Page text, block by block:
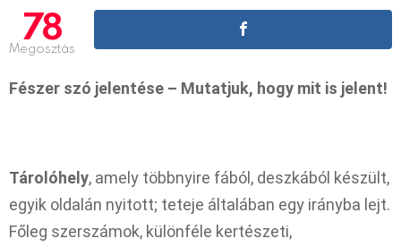
78
Megosztás
Fészer szó jelentése – Mutatjuk, hogy mit is jelent!
Tárolóhely, amely többnyire fából, deszkából készült,
egyik oldalán nyitott; teteje általában egy irányba lejt.
Főleg szerszámok, különféle kertészeti,